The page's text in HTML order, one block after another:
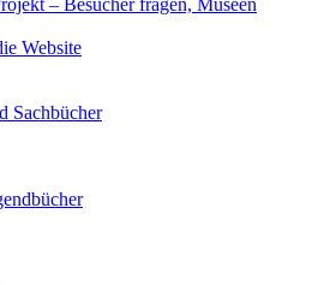
– Besucher fragen, Museen
Website
Sachbücher